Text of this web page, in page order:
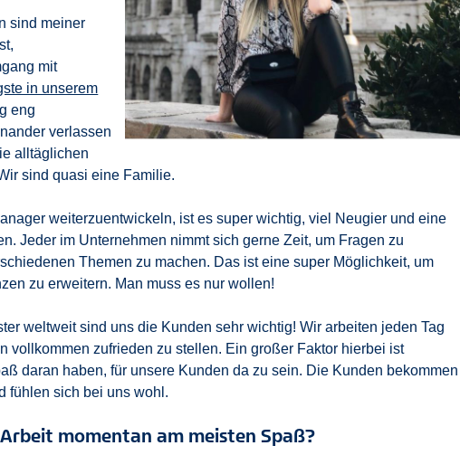
sind meiner
mit
in unserem
eng
verlassen
alltäglichen
sind quasi eine Familie.
weiterzuentwickeln, ist es super wichtig, viel Neugier und eine
Jeder im Unternehmen nimmt sich gerne Zeit, um Fragen zu
Themen zu machen. Das ist eine super Möglichkeit, um
zu erweitern. Man muss es nur wollen!
weltweit sind uns die Kunden sehr wichtig! Wir arbeiten jeden Tag
vollkommen zufrieden zu stellen. Ein großer Faktor hierbei ist
daran haben, für unsere Kunden da zu sein. Die Kunden bekommen
fühlen sich bei uns wohl.
momentan am meisten Spaß?